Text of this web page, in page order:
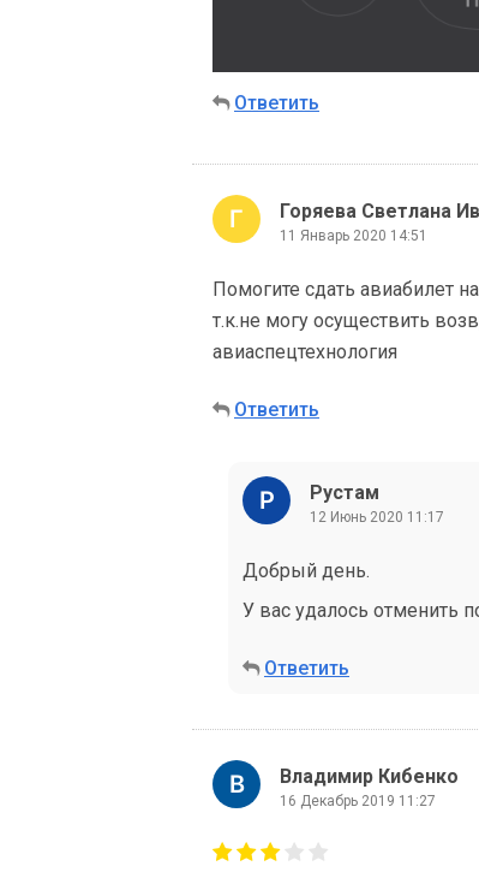
Ответить
Горяева Светлана
11 Январь 2020 14:51
Помогите сдать авиабилет
т.к.не могу осуществить
авиаспецтехнология
Ответить
Рустам
12 Июнь 2020 11:17
Добрый день.
У вас удалось отменить
Ответить
Владимир Кибенко
16 Декабрь 2019 11:27